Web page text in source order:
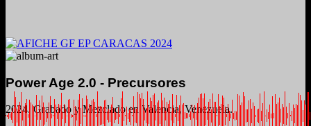
Power Age 2.0 - Precursores
2024. Grabado y Mezclado en Valencia, Venezuela.